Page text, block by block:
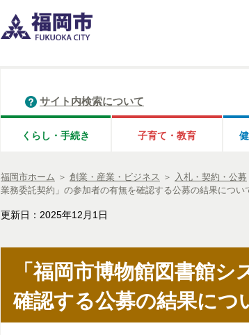
サイト内検索について
くらし・手続き 子育て・教育
福岡市ホーム ＞ 創業・産業・ビジネス ＞ 入札・契約・公募
業務委託契約」の参加者の有無を確認する公募の結果につい
更新日：2025年12月1日
「福岡市博物館図書館
確認する公募の結果につ